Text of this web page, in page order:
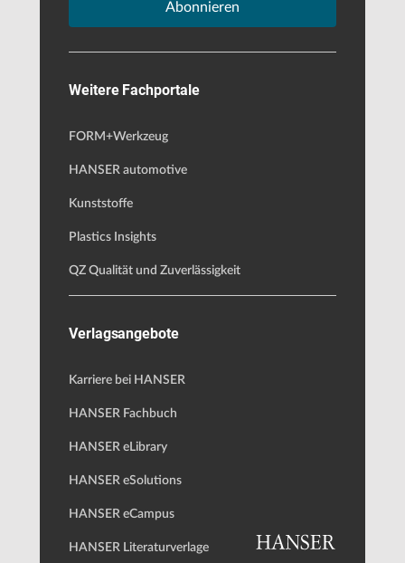
Abonnieren
Weitere Fachportale
FORM+Werkzeug
HANSER automotive
Kunststoffe
Plastics Insights
QZ Qualität und Zuverlässigkeit
Verlagsangebote
Karriere bei HANSER
HANSER Fachbuch
HANSER eLibrary
HANSER eSolutions
HANSER eCampus
HANSER Literaturverlage